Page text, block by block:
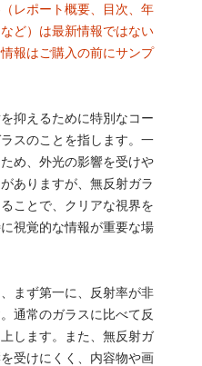
レポート概要、目次、年
ど）は最新情報ではない
報はご購入の前にサンプ
抑えるために特別なコー
スのことを指します。一
め、外光の影響を受けや
ありますが、無反射ガラ
ことで、クリアな視界を
視覚的な情報が重要な場
まず第一に、反射率が非
通常のガラスに比べて反
します。また、無反射ガ
受けにくく、内容物や画